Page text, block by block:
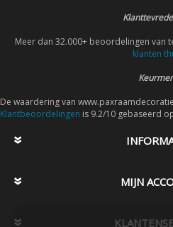
Meer dan 32.000+ beoordelingen van
klanten
De waardering van
Klantbeoordelingen is 9.2/10 gebaseerd
MIJN